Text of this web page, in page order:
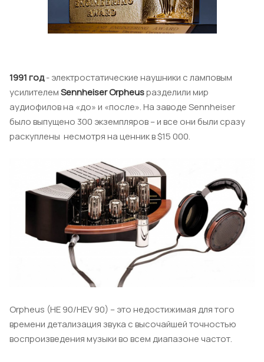
1991 год- электростатические наушники с ламповым
усилителемSennheiser Orpheusразделили мир
аудиофилов на «до» и «после». На заводе Sennheiser
было выпущено 300 экземпляров – и все они были сразу
раскуплены несмотря на ценник в $15 000.
Orpheus (HE 90/HEV 90) – это недостижимая для того
времени детализация звука с высочайшей точностью
воспроизведения музыки во всем диапазоне частот.